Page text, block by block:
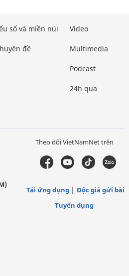
số và miền núi
đề
Video
Multimedia
Podcast
24h qua
Theo dõi VietNamNet trên
Tải ứng dụng
Độc giả gửi bài
Tuyển dụng